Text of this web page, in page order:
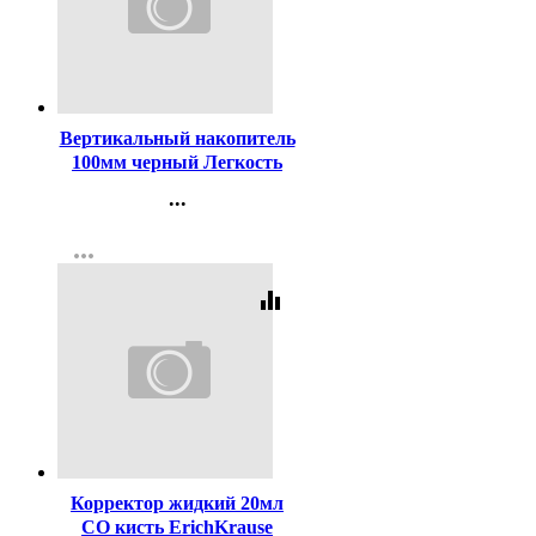
Вертикальный накопитель
100мм черный Легкость
...
Регистрация
more_horiz
equalizer
Корректор жидкий 20мл
СО кисть ErichKrause